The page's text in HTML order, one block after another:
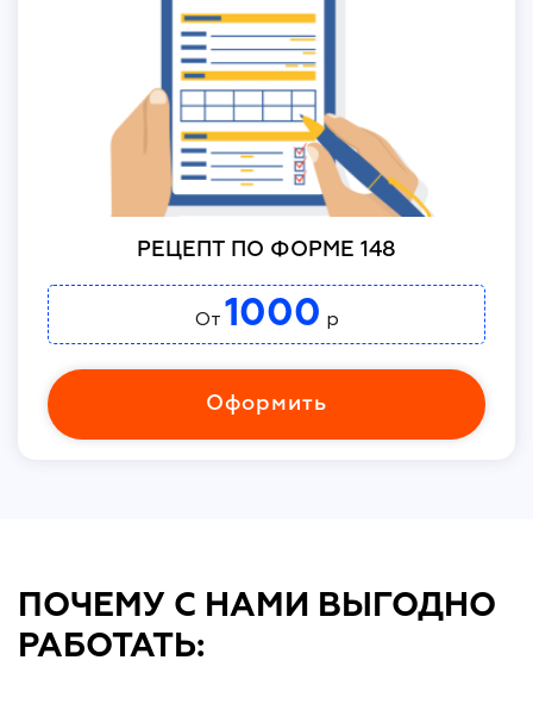
РЕЦЕПТ ПО ФОРМЕ 148
От 1000 р
Оформить
ПОЧЕМУ С НАМИ ВЫГОДНО
РАБОТАТЬ: